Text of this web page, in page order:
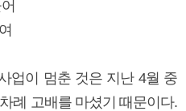
업이 멈춘 것은 지난 4월 중
례 고배를 마셨기 때문이다.